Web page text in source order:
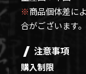
※商品個体差に
合がございます
注意事項
購入制限